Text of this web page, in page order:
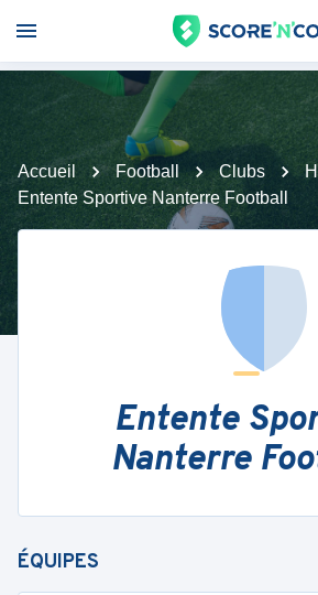
Accueil Football Clubs
Entente Sportive Nanterre Football
Entente
Nanterre
ÉQUIPES